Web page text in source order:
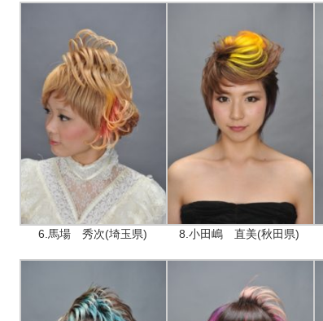
6.馬場 秀次(埼玉県) 8.小田嶋 直美(秋田県)